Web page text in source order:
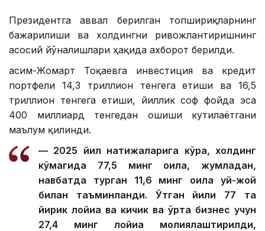
Президентга аввал берилган топшириқларнинг
бажарилиши ва холдингни ривожлантиришнинг
асосий йўналишлари ҳақида ахборот берилди.
Қасим-Жомарт Тоқаевга инвестиция ва кредит
портфели 14,3 триллион тенгега етиши ва 16,5
триллион тенгега етиши, йиллик соф фойда эса
400 миллиард тенгедан ошиши кутилаётгани
маълум қилинди.
— 2025 йил натижаларига кўра, холдинг
кўмагида 77,5 минг оила, жумладан,
навбатда турган 11,6 минг оила уй-жой
билан таъминланди. Ўтган йили 77 та
йирик лойиҳа ва кичик ва ўрта бизнес учун
27,4 минг лойиҳа молиялаштирилди,